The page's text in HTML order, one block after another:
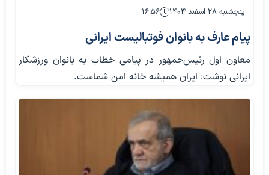
پنجشنبه ۲۸ اسفند ۱۴۰۴ ۱۶:۵۶
پیام عارف به بانوان فوتبالیست ایرانی
معاون اول رئیس‌جمهور در پیامی خطاب به بانوان ورزشکار
ایرانی نوشت: ایران همیشه خانه امن شماست.